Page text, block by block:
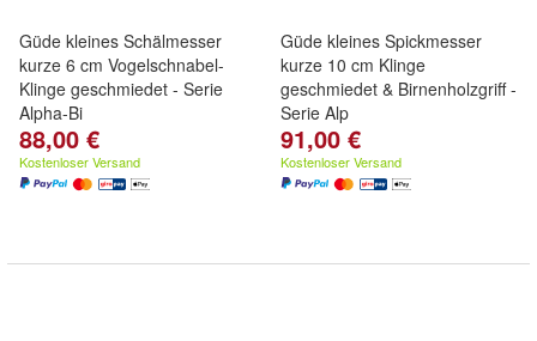
Güde kleines Schälmesser
kurze 6 cm Vogelschnabel-
Klinge geschmiedet - Serie
Alpha-Bi
88,00 €
Kostenloser Versand
Güde kleines Spickmesser
kurze 10 cm Klinge
geschmiedet & Birnenholzgriff -
Serie Alp
91,00 €
Kostenloser Versand